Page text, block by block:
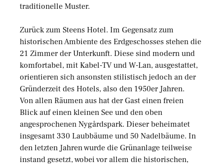
traditionelle Muster.
Zurück zum Steens Hotel. Im Gegensatz zum
historischen Ambiente des Erdgeschosses stehen die
21 Zimmer der Unterkunft. Diese sind modern und
komfortabel, mit Kabel-TV und W-Lan, ausgestattet,
orientieren sich ansonsten stilistisch jedoch an der
Gründerzeit des Hotels, also den 1950er Jahren.
Von allen Räumen aus hat der Gast einen freien
Blick auf einen kleinen See und den oben
angesprochenen Nygårdspark. Dieser beheimatet
insgesamt 330 Laubbäume und 50 Nadelbäume. In
den letzten Jahren wurde die Grünanlage teilweise
instand gesetzt, wobei vor allem die historischen,